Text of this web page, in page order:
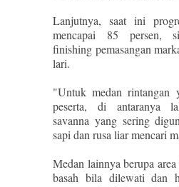
Lanjutnya, saat ini
mencapai 85 persen,
finishing pemasangan
lari.
"Untuk medan rintangan
peserta, di antaranya
savanna yang sering
sapi dan rusa liar mencari
Medan lainnya berupa
basah bila dilewati dan